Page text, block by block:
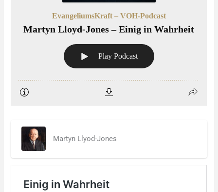
Martyn Llyod-Jones